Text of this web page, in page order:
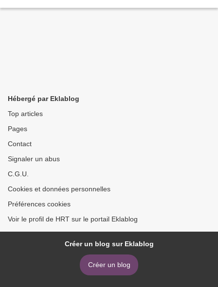
Hébergé par Eklablog
Top articles
Pages
Contact
Signaler un abus
C.G.U.
Cookies et données personnelles
Préférences cookies
Voir le profil de HRT sur le portail Eklablog
Créer un blog sur Eklablog
Créer un blog